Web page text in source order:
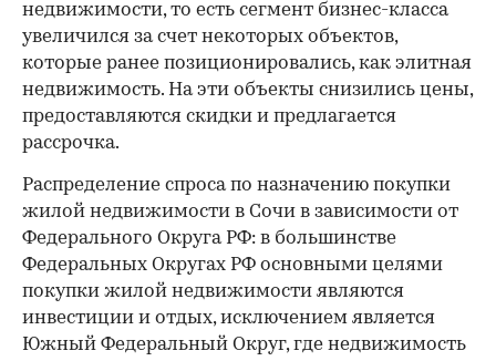
недвижимости, то есть сегмент бизнес-класса
увеличился за счет некоторых объектов,
которые ранее позиционировались, как элитная
недвижимость. На эти объекты снизились цены,
предоставляются скидки и предлагается
рассрочка.
Распределение спроса по назначению покупки
жилой недвижимости в Сочи в зависимости от
Федерального Округа РФ: в большинстве
Федеральных Округах РФ основными целями
покупки жилой недвижимости являются
инвестиции и отдых, исключением является
Южный Федеральный Округ, где недвижимость